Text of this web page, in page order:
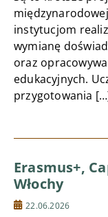
instytucjom
wymianę
oraz
edukacyjnych.
przygotowania
Erasmus+,
Włochy
22.06.2026